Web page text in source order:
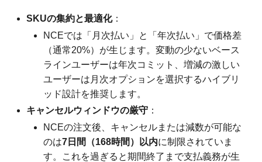
SKUの集約と最適化：
NCEでは「月次払い」と「年次払い」で価格差
（通常20%）が生じます。変動の少ないベース
ラインユーザーは年次コミット、増減の激しい
ユーザーは月次オプションを選択するハイブリ
ッド設計を推奨します。
キャンセルウィンドウの厳守 ：
NCEの注文後、キャンセルまたは減数が可能な
のは7日間（168時間）以内に制限されていま
す。これを過ぎると期間終了まで支払義務が生